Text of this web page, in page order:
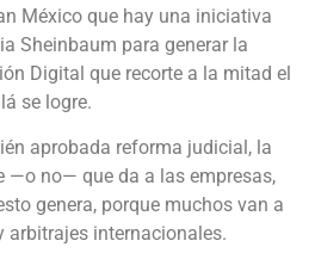
México que hay una iniciativa
Sheinbaum para generar la
Digital que recorte a la mitad el
se logre.
aprobada reforma judicial, la
—o no— que da a las empresas,
genera, porque muchos van a
arbitrajes internacionales.